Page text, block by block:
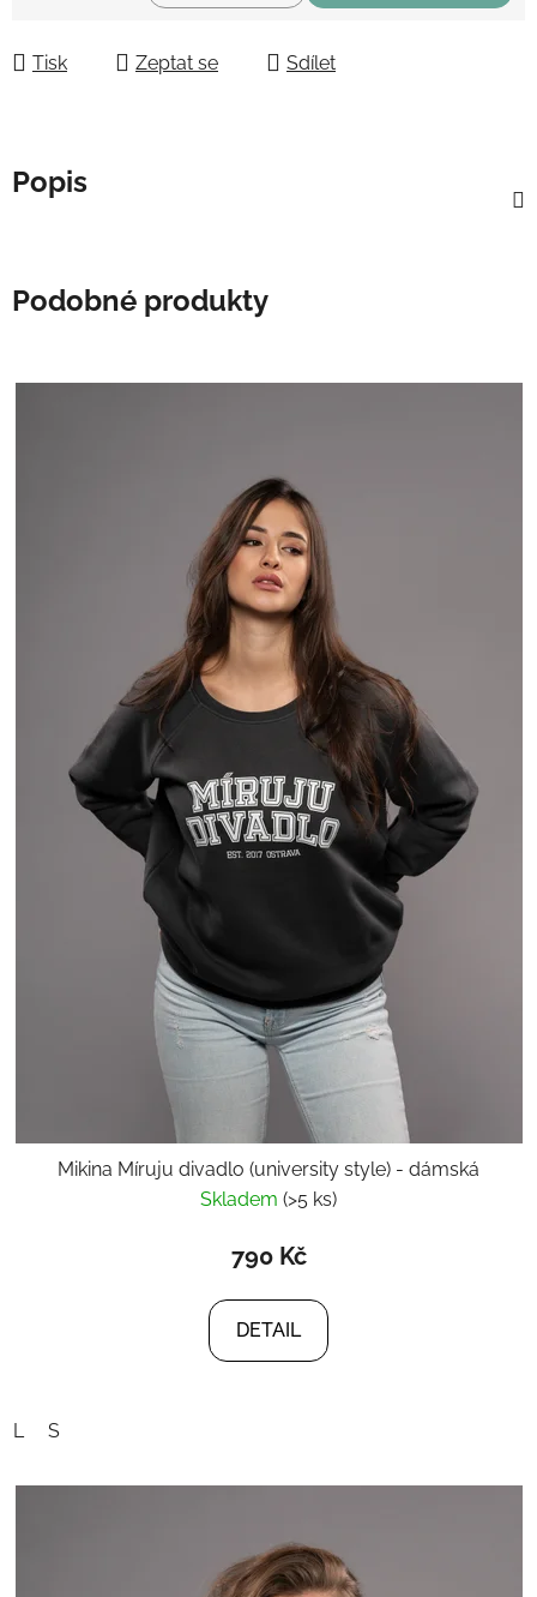
Tisk Zeptat se Sdílet
Popis
Podobné produkty
Mikina Míruju divadlo (university style) - dámská
Skladem (>5 ks)
790 Kč
DETAIL
L S